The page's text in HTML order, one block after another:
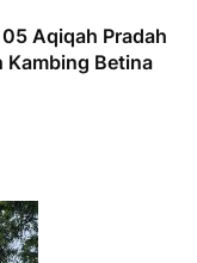
Aqiqah Pradah
Kambing Betina